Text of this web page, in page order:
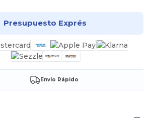
Presupuesto Exprés
Envío Rápido